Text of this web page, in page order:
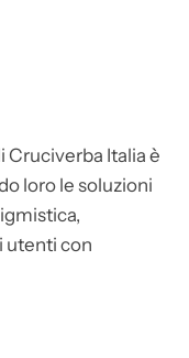
Cruciverba Italia è
loro le soluzioni
utenti con